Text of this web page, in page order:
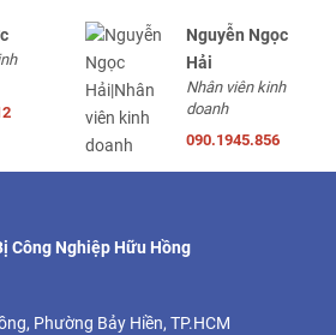
Nguyễn Ngọc
Hải
Nhân viên kinh
doanh
090.1945.856
Công Nghiệp Hữu Hồng
Phường Bảy Hiền, TP.HCM